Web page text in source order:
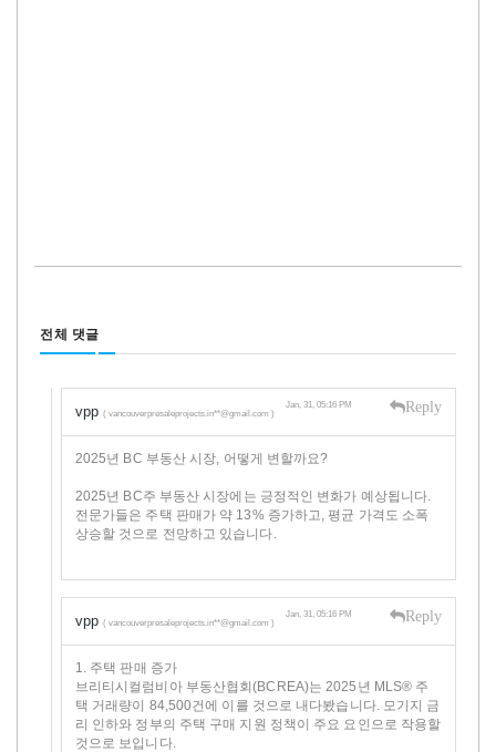
전체 댓글
vpp ( vancouverpresaleprojects.in**@gmail.com )
Jan, 31, 05:16 PM Reply
2025년 BC 부동산 시장, 어떻게 변할까요?
2025년 BC주 부동산 시장에는 긍정적인 변화가 예상됩니다.
전문가들은 주택 판매가 약 13% 증가하고, 평균 가격도 소폭
상승할 것으로 전망하고 있습니다.
vpp ( vancouverpresaleprojects.in**@gmail.com )
Jan, 31, 05:16 PM Reply
1. 주택 판매 증가
브리티시컬럼비아 부동산협회(BCREA)는 2025년 MLS® 주
택 거래량이 84,500건에 이를 것으로 내다봤습니다. 모기지 금
리 인하와 정부의 주택 구매 지원 정책이 주요 요인으로 작용할
것으로 보입니다.